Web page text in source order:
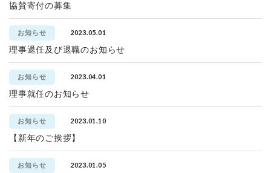
協賛寄付の募集
お知らせ 2023.05.01
理事退任及び退職のお知らせ
お知らせ 2023.04.01
理事就任のお知らせ
お知らせ 2023.01.10
【新年のご挨拶】
お知らせ 2023.01.05